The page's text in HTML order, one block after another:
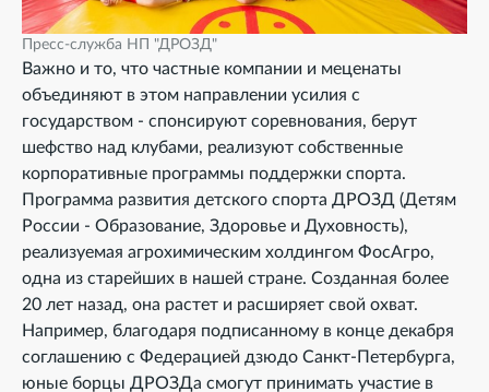
Пресс-служба НП "ДРОЗД"
Важно и то, что частные компании и меценаты
объединяют в этом направлении усилия с
государством - спонсируют соревнования, берут
шефство над клубами, реализуют собственные
корпоративные программы поддержки спорта.
Программа развития детского спорта ДРОЗД (Детям
России - Образование, Здоровье и Духовность),
реализуемая агрохимическим холдингом ФосАгро,
одна из старейших в нашей стране. Созданная более
20 лет назад, она растет и расширяет свой охват.
Например, благодаря подписанному в конце декабря
соглашению с Федерацией дзюдо Санкт-Петербурга,
юные борцы ДРОЗДа смогут принимать участие в